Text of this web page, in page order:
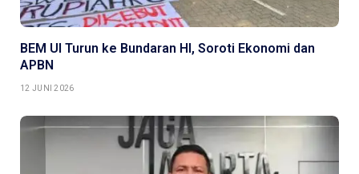
BEM UI Turun ke Bundaran HI, Soroti Ekonomi dan
APBN
12 JUNI 2026